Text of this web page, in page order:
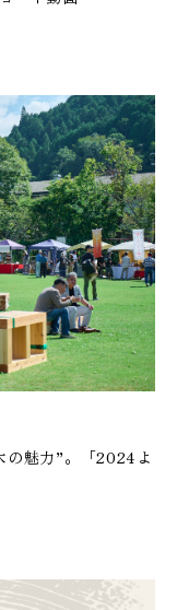
の魅力”。「2024よ